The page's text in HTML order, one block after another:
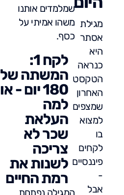
מגילת
אסתר
היא
כנראה
הטקסט
האחרון
שמצפים
למצוא
בו
לקחים
פיננסיים
-
אבל
שמלמדים אותנו
משהו אמיתי על
כסף.
לקח 1:
המשתה של
180 יום - או
למה
העלאת
שכר לא
צריכה
לשנות את
רמת החיים
המגילה נפתחת